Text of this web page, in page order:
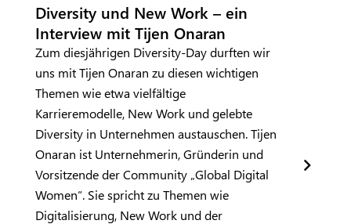
Diversity und New Work – ein
Interview mit Tijen Onaran
Zum diesjährigen Diversity-Day durften wir
uns mit Tijen Onaran zu diesen wichtigen
Themen wie etwa vielfältige
Karrieremodelle, New Work und gelebte
Diversity in Unternehmen austauschen. Tijen
Onaran ist Unternehmerin, Gründerin und
Vorsitzende der Community „Global Digital
Women“. Sie spricht zu Themen wie
Digitalisierung, New Work und der